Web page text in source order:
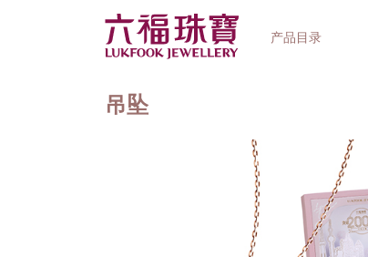
产品目录
精选礼品
吊坠